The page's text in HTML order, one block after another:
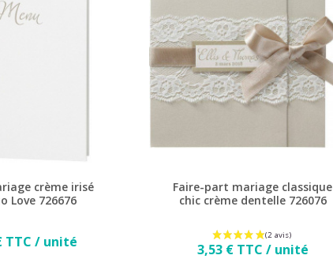
crème irisé
Love 726676
Prix
TTC / unité
Faire-part mariage classique
chic crème dentelle 726076
Prix
3,53 € TTC / unité